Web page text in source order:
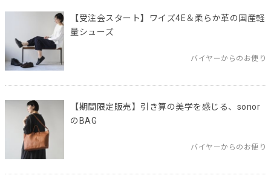
【受注会スタート】ワイズ4E＆柔らか革の国産軽
量シューズ
バイヤーからのお便り
【期間限定販売】引き算の美学を感じる、sonor
のBAG
バイヤーからのお便り